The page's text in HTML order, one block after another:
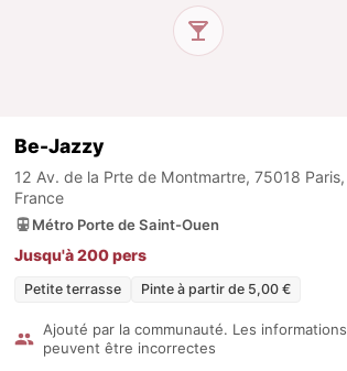
Be-Jazzy
12 Av. de la Prte de Montmartre, 75018 Paris,
France
Métro Porte de Saint-Ouen
Jusqu'à 200 pers
Petite terrasse Pinte à partir de 5,00 €
Ajouté par la communauté. Les informations
peuvent être incorrectes